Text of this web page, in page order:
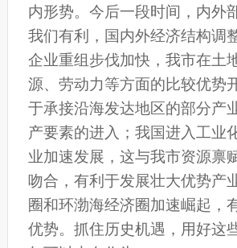
内形势。今后一段时间，内外
我们有利，国内外经济结构调
企业重组步伐加快，我市在土
源、劳动力等方面的比较优势
于承接沿海发达地区的部分产
产要素的进入；我国进入工业
业加速发展，这与我市资源禀
吻合，有利于发展壮大优势产
圈和环渤海经济圈加速崛起，
优势。抓住历史机遇，用好这